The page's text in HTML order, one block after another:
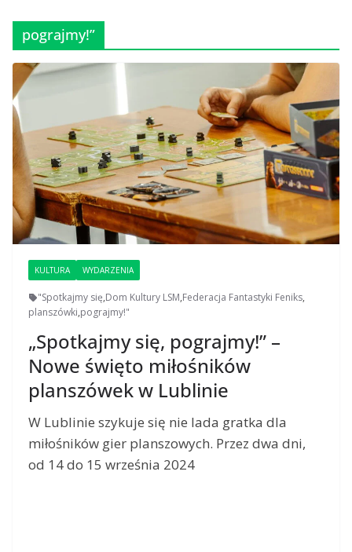
pograjmy!”
KULTURA WYDARZENIA
"Spotkajmy się,Dom Kultury LSM,Federacja Fantastyki Feniks,
planszówki,pograjmy!"
„Spotkajmy się, pograjmy!” –
Nowe święto miłośników
planszówek w Lublinie
W Lublinie szykuje się nie lada gratka dla
miłośników gier planszowych. Przez dwa dni,
od 14 do 15 września 2024